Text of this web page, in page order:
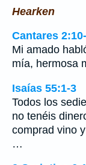
Hearken
Cantares
Mi amado
mía, hermosa
Isaías 55:1-3
Todos los
no tenéis
comprad vino
…